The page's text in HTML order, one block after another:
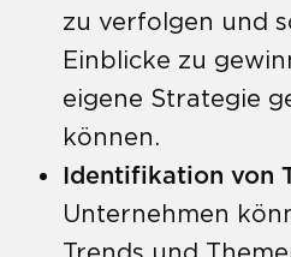
zu verfolgen und
Einblicke zu
eigene Strategie
können.
Identifikation von
Unternehmen